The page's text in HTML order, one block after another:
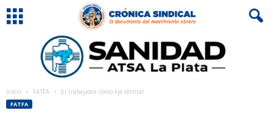
Inicio FATFA El trabajador como eje central
FATFA